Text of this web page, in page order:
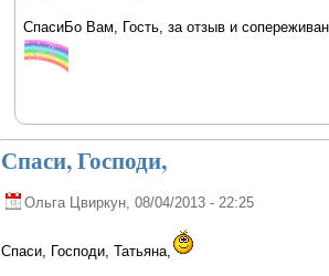
CпасиБо Вам, Гость, за отзыв и
Спаси, Господи,
Ольга Цвиркун, 08/04/2013 - 22:25
Спаси, Господи, Татьяна,